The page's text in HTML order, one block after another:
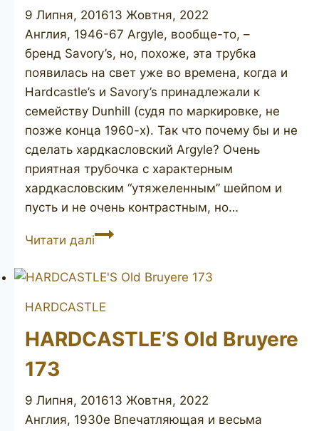
9 Липня, 201613 Жовтня, 2022
Англия, 1946-67 Argyle, вообще-то, –
бренд Savory’s, но, похоже, эта трубка
появилась на свет уже во времена, когда и
Hardcastle’s и Savory’s принадлежали к
семейству Dunhill (судя по маркировке, не
позже конца 1960-х). Так что почему бы и не
сделать хардкасловский Argyle? Очень
приятная трубочка с характерным
хардкасловским “утяжеленным” шейпом и
пусть и не очень контрастным, но…
Читати даліHARDCASTLE’S
HARDCASTLE
HARDCASTLE’S Old Bruyere
173
9 Липня, 201613 Жовтня, 2022
Англия, 1930е Впечатляющая и весьма